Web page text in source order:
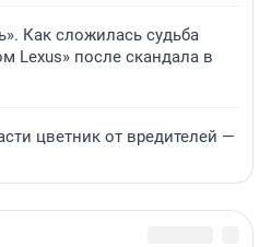
Как сложилась судьба
Lexus» после скандала в
цветник от вредителей —